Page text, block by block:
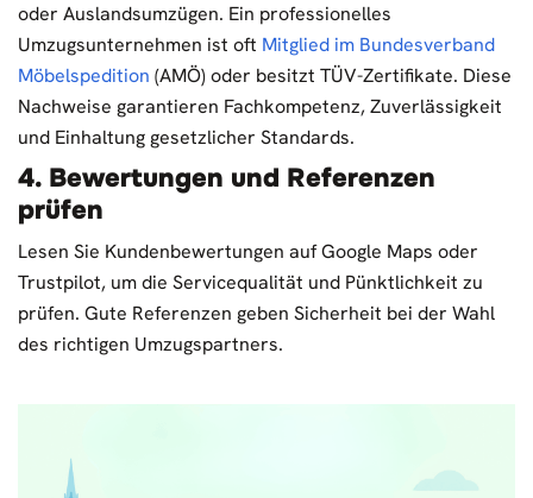
oder Auslandsumzügen. Ein professionelles
Umzugsunternehmen ist oft Mitglied im Bundesverband
Möbelspedition (AMÖ) oder besitzt TÜV-Zertifikate. Diese
Nachweise garantieren Fachkompetenz, Zuverlässigkeit
und Einhaltung gesetzlicher Standards.
4. Bewertungen und Referenzen
prüfen
Lesen Sie Kundenbewertungen aufGoogle Maps oder
Trustpilot, um die Servicequalität und Pünktlichkeit zu
prüfen. Gute Referenzen geben Sicherheit bei der Wahl
des richtigen Umzugspartners.